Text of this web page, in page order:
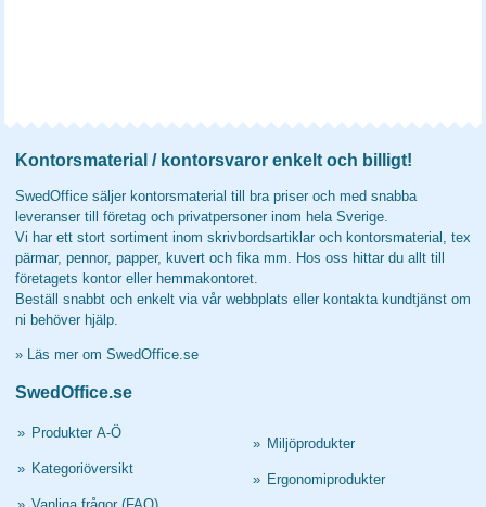
Kontorsmaterial / kontorsvaror enkelt och billigt!
SwedOffice säljer kontorsmaterial till bra priser och med snabba
leveranser till företag och privatpersoner inom hela Sverige.
Vi har ett stort sortiment inom skrivbordsartiklar och kontorsmaterial, tex
pärmar, pennor, papper, kuvert och fika mm. Hos oss hittar du allt till
företagets kontor eller hemmakontoret.
Beställ snabbt och enkelt via vår webbplats eller kontakta kundtjänst om
ni behöver hjälp.
» Läs mer om SwedOffice.se
SwedOffice.se
» Produkter A-Ö
» Kategoriöversikt
» Miljöprodukter
» Ergonomiprodukter